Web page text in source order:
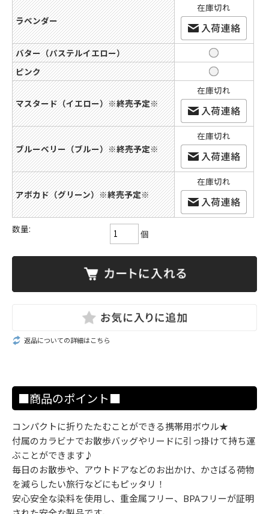
ラベンダー
在庫切れ
バター（パステルイエロー）
ピンク
マスタード（イエロー）※終売予定※
在庫切れ
ブルーベリー（ブルー）※終売予定※
在庫切れ
アボカド（グリーン）※終売予定※
在庫切れ
数量: 個
返品についての詳細はこちら
■商品のポイント■
コンパクトに折りたたむことができる携帯用ボウル★
付属のカラビナでお散歩バッグやリードに引っ掛けて持ち運
ぶことができます♪
毎日のお散歩や、アウトドアなどのお出かけ、かさばる荷物
を減らしたい旅行などにもピッタリ！
安心安全な染料を使用し、重金属フリー、BPAフリーが証明